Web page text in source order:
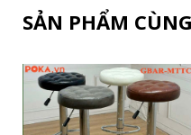
SẢN PHẨM